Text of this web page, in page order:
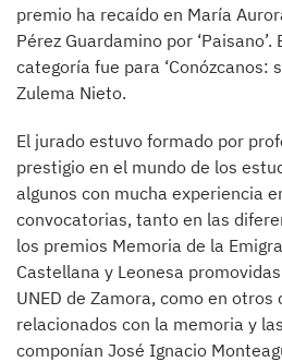
premio ha recaído en María
Pérez Guardamino por
categoría fue para ‘Conózcanos:
Zulema Nieto.
El jurado estuvo formado por
prestigio en el mundo de los
algunos con mucha experiencia
convocatorias, tanto en las
los premios Memoria de la
Castellana y Leonesa
UNED de Zamora, como en otros
relacionados con la memoria y
componían José Ignacio